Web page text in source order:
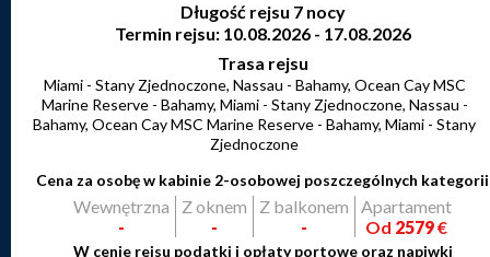
Długość rejsu 7 nocy
Termin rejsu: 10.08.2026 - 17.08.2026
Trasa rejsu
Miami - Stany Zjednoczone, Nassau - Bahamy, Ocean Cay MSC
Marine Reserve - Bahamy, Miami - Stany Zjednoczone, Nassau -
Bahamy, Ocean Cay MSC Marine Reserve - Bahamy, Miami - Stany
Zjednoczone
Cena za osobę w kabinie 2-osobowej poszczególnych kategorii
Wewnętrzna
-
Z oknem
-
Z balkonem
-
Apartament
Od 2579€
W cenie rejsu podatki i opłaty portowe oraz napiwki